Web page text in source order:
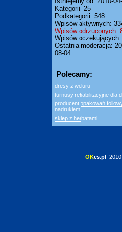
Kategorii: 25
Podkategorii: 548
Wpisów aktywnych:
Wpisów odrzuconych:
Wpisów oczekujących:
Ostatnia moderacja:
08-04
Polecamy:
dresy z weluru
turnusy rehabilitacyjne dla
producent opakowań
nadrukiem
sklep z herbatami
OKes.pl